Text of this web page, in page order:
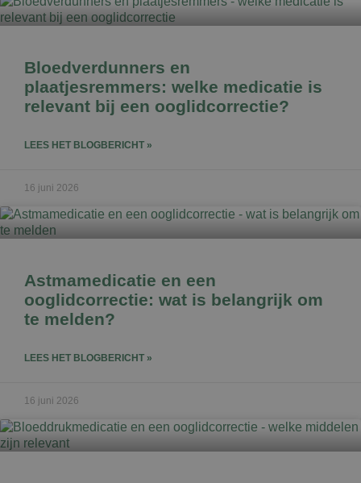
Bloedverdunners en
plaatjesremmers: welke medicatie is
relevant bij een ooglidcorrectie?
LEES HET BLOGBERICHT »
16 juni 2026
Astmamedicatie en een
ooglidcorrectie: wat is belangrijk om
te melden?
LEES HET BLOGBERICHT »
16 juni 2026